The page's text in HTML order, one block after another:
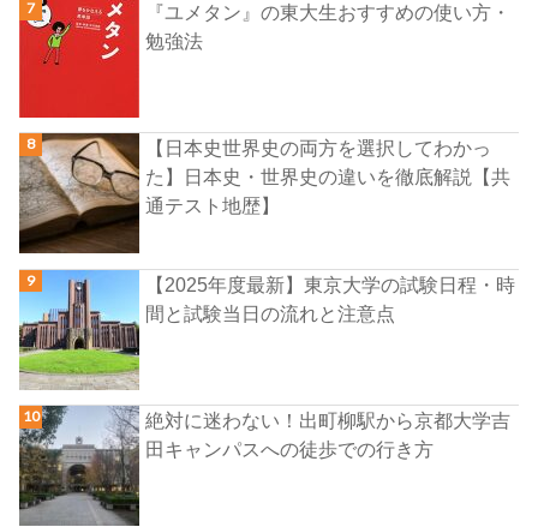
『ユメタン』の東大生おすすめの使い方・
勉強法
【日本史世界史の両方を選択してわかっ
た】日本史・世界史の違いを徹底解説【共
通テスト地歴】
【2025年度最新】東京大学の試験日程・時
間と試験当日の流れと注意点
絶対に迷わない！出町柳駅から京都大学吉
田キャンパスへの徒歩での行き方